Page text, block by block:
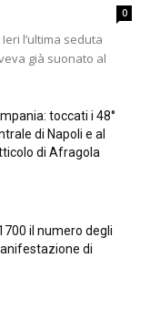
0
l’ultima seduta
già suonato al
toccati i 48°
di Napoli e al
di Afragola
il numero degli
di